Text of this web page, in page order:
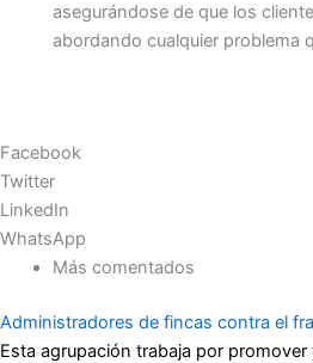
asegurándose de que los
abordando cualquier problema
Facebook
Twitter
LinkedIn
WhatsApp
Más comentados
Administradores de fincas contra el
Esta agrupación trabaja por